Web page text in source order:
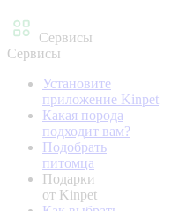
Сервисы
Сервисы
Установите
приложение Kinpet
Какая порода
подходит вам?
Подобрать
питомца
Подарки
от Kinpet